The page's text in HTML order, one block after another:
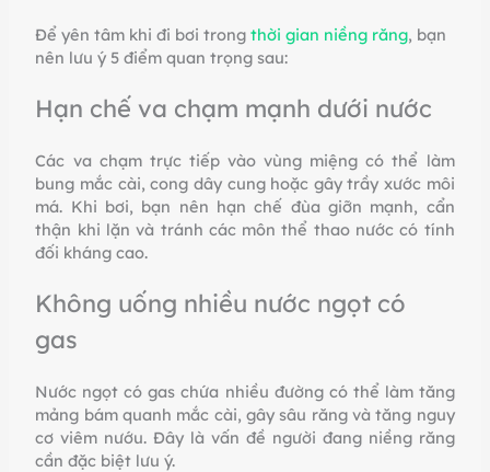
Để yên tâm khi đi bơi trongthời gian niềng răng, bạn
nên lưu ý 5 điểm quan trọng sau:
Hạn chế va chạm mạnh dưới nước
Các va chạm trực tiếp vào vùng miệng có thể làm
bung mắc cài, cong dây cung hoặc gây trầy xước môi
má. Khi bơi, bạn nên hạn chế đùa giỡn mạnh, cẩn
thận khi lặn và tránh các môn thể thao nước có tính
đối kháng cao.
Không uống nhiều nước ngọt có
gas
Nước ngọt có gas chứa nhiều đường có thể làm tăng
mảng bám quanh mắc cài, gây sâu răng và tăng nguy
cơ viêm nướu. Đây là vấn đề người đang niềng răng
cần đặc biệt lưu ý.